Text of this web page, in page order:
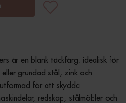
är en blank täckfärg, idealisk för
grundad stål, zink och
för att skydda
redskap, stålmöbler och